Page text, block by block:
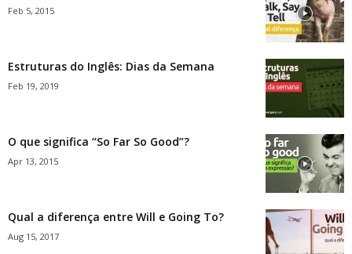
Feb 5, 2015
Estruturas do Inglês: Dias da Semana
Feb 19, 2019
O que significa “So Far So Good”?
Apr 13, 2015
Qual a diferença entre Will e Going To?
Aug 15, 2017